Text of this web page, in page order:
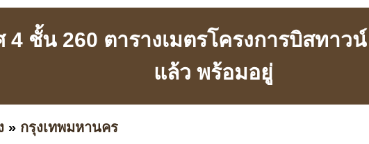
ชั้น 260 ตารางเมตรโครงการบิสทาว
แล้ว พร้อมอยู่
» กรุงเทพมหานคร